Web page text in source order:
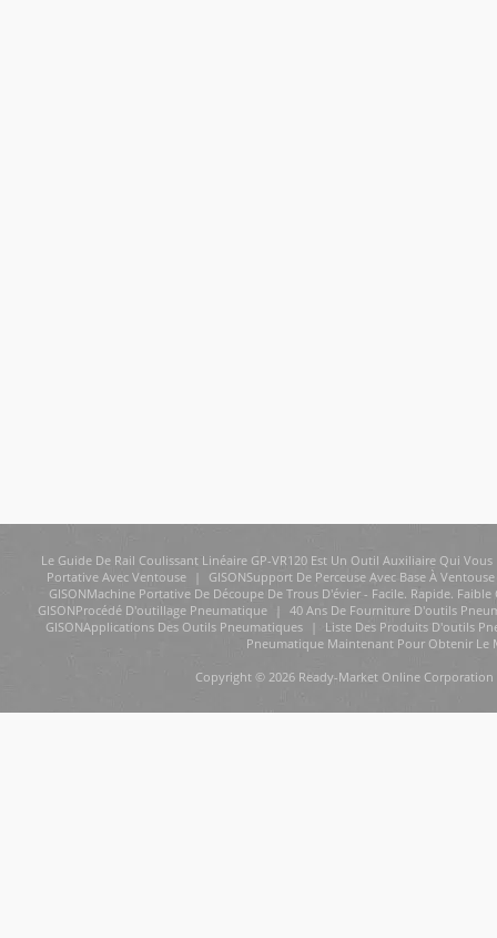
Le Guide De Rail Coulissant Linéaire GP-VR120 Est Un Outil Auxiliaire Qui
Portative Avec Ventouse
|
GISONSupport De Perceuse Avec Base À
GISONMachine Portative De Découpe De Trous D'évier - Facile. Rapide.
GISONProcédé D'outillage Pneumatique | 40 Ans De Fourniture D'outils
GISONApplications Des Outils Pneumatiques
|
Liste Des Produits D'outils
Pneumatique Maintenant Pour Obtenir Le
Copyright © 2026 Ready-Market Online